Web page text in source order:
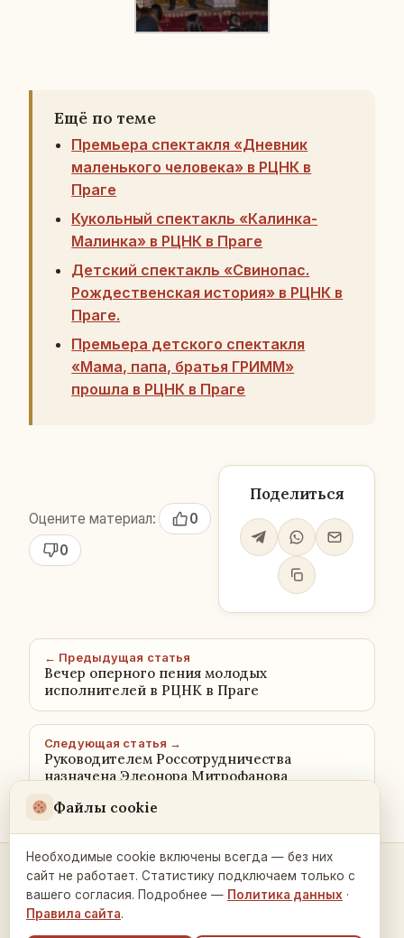
Ещё по теме
Премьера спектакля «Дневник
маленького человека» в РЦНК в
Праге
Кукольный спектакль «Калинка-
Малинка» в РЦНК в Праге
Детский спектакль «Свинопас.
Рождественская история» в РЦНК в
Праге.
Премьера детского спектакля
«Мама, папа, братья ГРИММ»
прошла в РЦНК в Праге
Оцените материал:
0
0
Поделиться
← Предыдущая статья
Вечер оперного пения молодых
исполнителей в РЦНК в Праге
Следующая статья →
Руководителем Россотрудничества
назначена Элеонора Митрофанова
Контакты и связь →
Файлы cookie
Необходимые cookie включены всегда — без них
сайт не работает. Статистику подключаем только с
вашего согласия. Подробнее — Политика данных ·
Правила сайта.